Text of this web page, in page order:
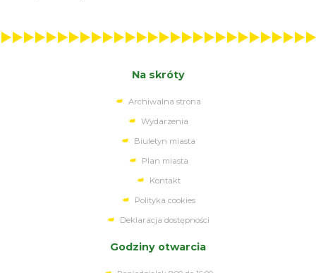
Na skróty
Archiwalna strona
Wydarzenia
Biuletyn miasta
Plan miasta
Kontakt
Polityka cookies
Deklaracja dostępności
Godziny otwarcia